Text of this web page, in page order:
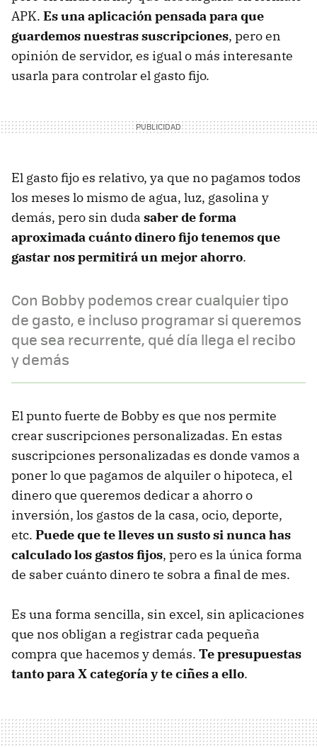
APK. Es una aplicación pensada para que
guardemos nuestras suscripciones, pero en
opinión de servidor, es igual o más interesante
usarla para controlar el gasto fijo.
El gasto fijo es relativo, ya que no pagamos todos
los meses lo mismo de agua, luz, gasolina y
demás, pero sin duda saber de forma
aproximada cuánto dinero fijo tenemos que
gastar nos permitirá un mejor ahorro.
Con Bobby podemos crear cualquier tipo
de gasto, e incluso programar si queremos
que sea recurrente, qué día llega el recibo
y demás
El punto fuerte de Bobby es que nos permite
crear suscripciones personalizadas. En estas
suscripciones personalizadas es donde vamos a
poner lo que pagamos de alquiler o hipoteca, el
dinero que queremos dedicar a ahorro o
inversión, los gastos de la casa, ocio, deporte,
etc. Puede que te lleves un susto si nunca has
calculado los gastos fijos, pero es la única forma
de saber cuánto dinero te sobra a final de mes.
Es una forma sencilla, sin excel, sin aplicaciones
que nos obligan a registrar cada pequeña
compra que hacemos y demás. Te presupuestas
tanto para X categoría y te ciñes a ello.